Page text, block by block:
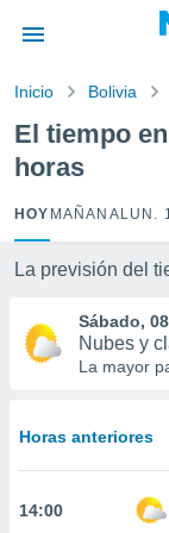
por
para
la
calidad.
a este
las
y
forma
basada
permite
Inicio Bolivia
El tiempo
horas
HOY MAÑANA LUN.
La previsión del
Sábado,
Nubes y
La mayor
Horas anteriores
14:00